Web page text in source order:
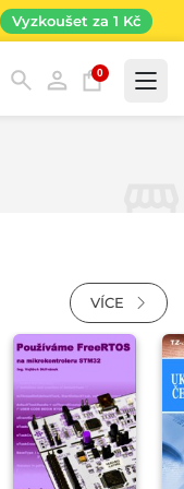
Vyzkoušet za 1 Kč
0
VÍCE